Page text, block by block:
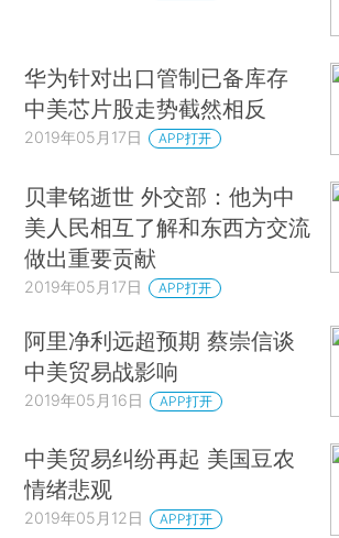
华为针对出口管制已备库存
中美芯片股走势截然相反
2019年05月17日 APP打开
贝聿铭逝世 外交部：他为中
美人民相互了解和东西方交流
做出重要贡献
2019年05月17日 APP打开
阿里净利远超预期 蔡崇信谈
中美贸易战影响
2019年05月16日 APP打开
中美贸易纠纷再起 美国豆农
情绪悲观
2019年05月12日 APP打开